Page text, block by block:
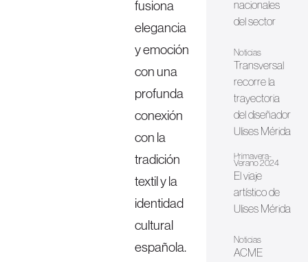
fusiona
elegancia
y emoción
con una
profunda
conexión
con la
tradición
textil y la
identidad
cultural
española.
nacionales
del sector
Noticias
Transversal
recorre la
trayectoria
del diseñador
Ulises Mérida
Primavera-
Verano 2024
El viaje
artístico de
Ulises Mérida
Noticias
ACME